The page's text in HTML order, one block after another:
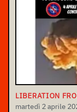
LIBERATION
martedì 2 aprile